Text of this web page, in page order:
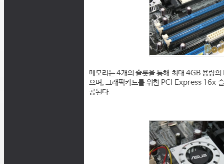
메모리는 4개의 슬롯을 통해 최대 4GB 용량
으며, 그래픽카드를 위한 PCI Express 16x
공된다.